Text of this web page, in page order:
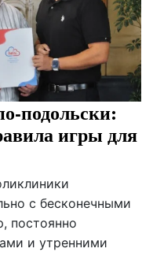
подольски:
игры для
с бесконечными
постоянно
и утренними